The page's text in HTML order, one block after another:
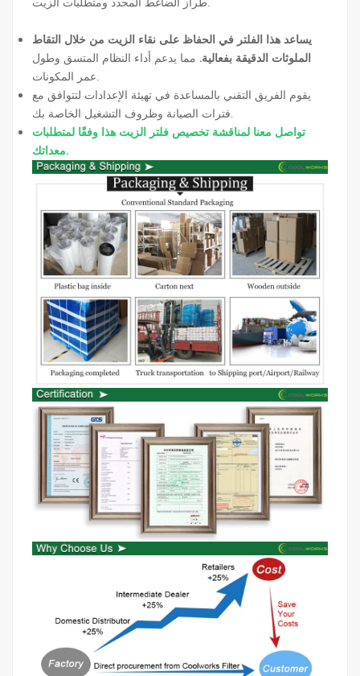
يساعد هذا الفلتر في الحفاظ على نقاء الزيت من خلال التقاط
الملوثات الدقيقة بفعالية. مما يدعم أداء النظام المتسق وطول
عمر المكونات.
يقوم الفريق التقني بالمساعدة في تهيئة الإعدادات لتتوافق مع
فترات الصيانة وظروف التشغيل الخاصة بك.
تواصل معنا لمناقشة تخصيص فلتر الزيت هذا وفقًا لمتطلبات
معداتك.